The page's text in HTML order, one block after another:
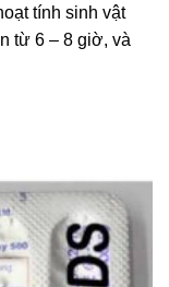
tính sinh vật
từ 6 – 8 giờ, và